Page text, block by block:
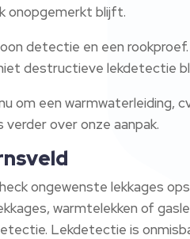
onopgemerkt blijft.
detectie en een
destructieve lekdetectie
om een warmwaterleiding,
verder over onze aanpak.
ongewenste lekkages
warmtelekken of
Lekdetectie is